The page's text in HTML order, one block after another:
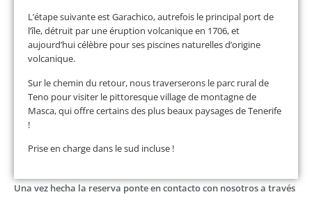
L’étape suivante est Garachico, autrefois le principal port de
l’île, détruit par une éruption volcanique en 1706, et
aujourd’hui célèbre pour ses piscines naturelles d’origine
volcanique.
Sur le chemin du retour, nous traverserons le parc rural de
Teno pour visiter le pittoresque village de montagne de
Masca, qui offre certains des plus beaux paysages de Tenerife
!
Prise en charge dans le sud incluse !
Una vez hecha la reserva ponte en contacto con nosotros a través